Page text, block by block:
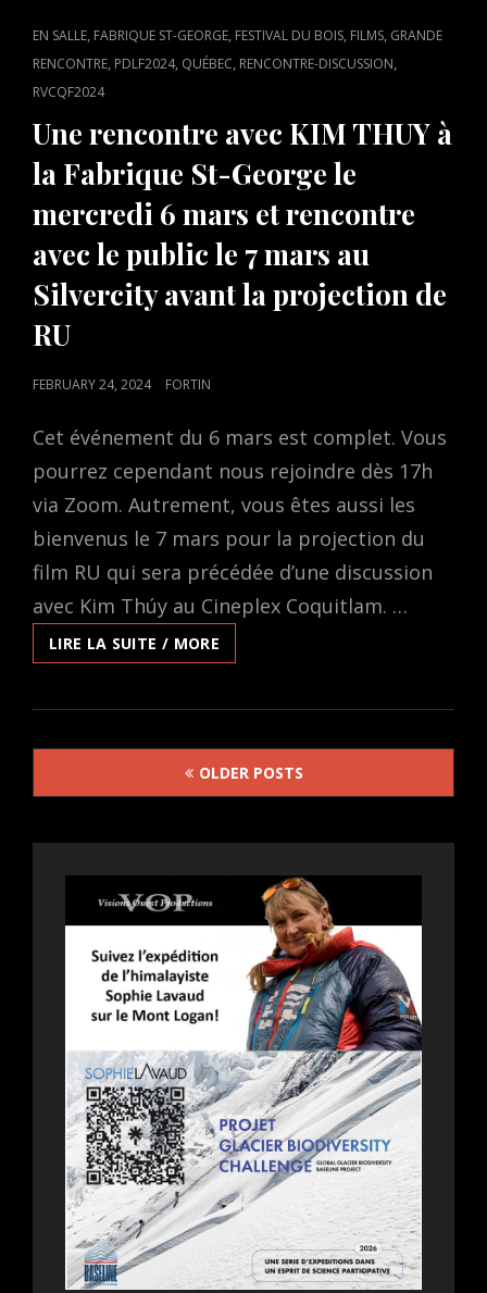
CAT
LINKS
EN SALLE, FABRIQUE ST-GEORGE, FESTIVAL DU BOIS, FILMS, GRANDE
RENCONTRE, PDLF2024, QUÉBEC, RENCONTRE-DISCUSSION,
RVCQF2024
Une rencontre avec KIM THUY à
la Fabrique St-George le
mercredi 6 mars et rencontre
avec le public le 7 mars au
Silvercity avant la projection de
RU
POSTED
FEBRUARY 24, 2024 FORTIN
Cet événement du 6 mars est complet. Vous
pourrez cependant nous rejoindre dès 17h
via Zoom. Autrement, vous êtes aussi les
bienvenus le 7 mars pour la projection du
film RU qui sera précédée d’une discussion
avec Kim Thúy au Cineplex Coquitlam. …
LIRE LA SUITE / MORE
RENCONTRE
KIM
À
LA
FABRIQUE
GEORGE
MERCREDI
RENCONTRE
AVEC
PUBLIC
LE
7
MARS
AU
SILVERCITY
AVANT
LA
PROJECTION
DE
RU
Posts
OLDER POSTS